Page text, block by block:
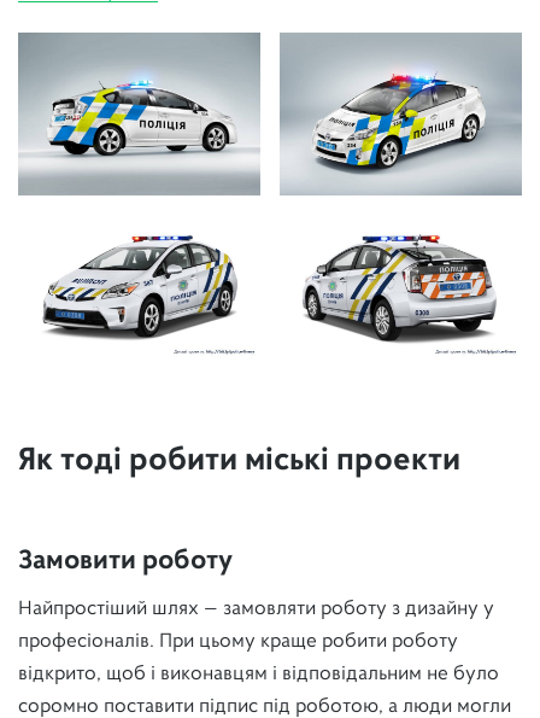
Як тоді робити міські проекти
Замовити роботу
Найпростіший шлях — замовляти роботу з дизайну у
професіоналів. При цьому краще робити роботу
відкрито, щоб і виконавцям і відповідальним не було
соромно поставити підпис під роботою, а люди могли